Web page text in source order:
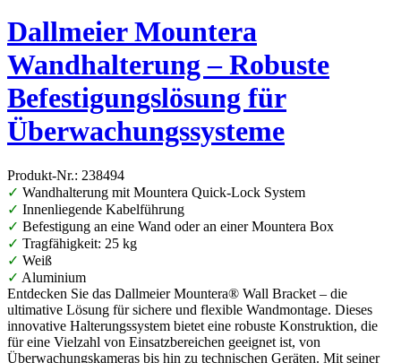
Dallmeier Mountera
Wandhalterung – Robuste
Befestigungslösung für
Überwachungssysteme
Produkt-Nr.: 238494
✓ Wandhalterung mit Mountera Quick-Lock System
✓ Innenliegende Kabelführung
✓ Befestigung an eine Wand oder an einer Mountera Box
✓ Tragfähigkeit: 25 kg
✓ Weiß
✓ Aluminium
Entdecken Sie das Dallmeier Mountera® Wall Bracket – die
ultimative Lösung für sichere und flexible Wandmontage. Dieses
innovative Halterungssystem bietet eine robuste Konstruktion, die
für eine Vielzahl von Einsatzbereichen geeignet ist, von
Überwachungskameras bis hin zu technischen Geräten. Mit seiner